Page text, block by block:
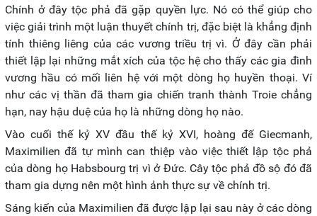
Chính ở đây tộc phả đã gặp quyền lực. Nó có thể giúp cho
việc giải trình một luận thuyết chính trị, đặc biệt là khẳng định
tính thiêng liêng của các vương triều trị vì. Ở đây cần phải
thiết lập lại những mắt xích của tộc hệ cho thấy các gia đình
vương hầu có mối liên hệ với một dòng họ huyền thoại. Ví
như các vị thần đã tham gia chiến tranh thành Troie chẳng
hạn, nay hậu duệ của họ là những dòng họ nào.
Vào cuối thế kỷ XV đầu thế kỷ XVI, hoàng đế Giecmanh,
Maximilien đã tự mình can thiệp vào việc thiết lập tộc phả
của dòng họ Habsbourg trị vì ở Đức. Cây tộc phả đồ sộ đó đã
tham gia dựng nên một hình ảnh thực sự về chính trị.
Sáng kiến của Maximilien đã được lập lại sau này ở các dòng